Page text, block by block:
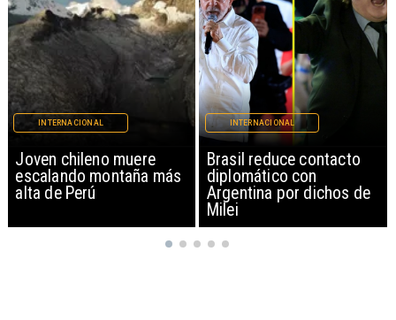
Brasil reduce contacto
diplomático con
Argentina por dichos de
INTERNACIONAL
China restringe
exportación de drones a
EEUU y sanciona
empresas
INTERNACIONAL